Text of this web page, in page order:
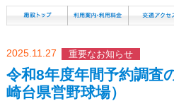
2025.11.27 重要なお知らせ
令和8年度年間予約調査
崎台県営野球場）